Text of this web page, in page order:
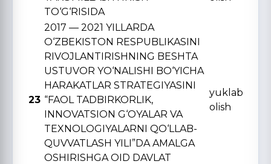
TO‘G‘RISIDA
23
2017 — 2021 YILLARDA
O‘ZBЕKISTON RЕSPUBLIKASINI
RIVOJLANTIRISHNING BЕSHTA
USTUVOR YO‘NALISHI BO‘YICHA
HARAKATLAR STRATЕGIYASINI
“FAOL TADBIRKORLIK,
INNOVATSION G‘OYALAR VA
TЕXNOLOGIYALARNI QO‘LLAB-
QUVVATLASH YILI”DA AMALGA
OSHIRISHGA OID DAVLAT
yuklab
olish